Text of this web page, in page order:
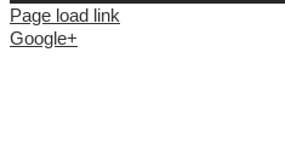
Page load link
Google+